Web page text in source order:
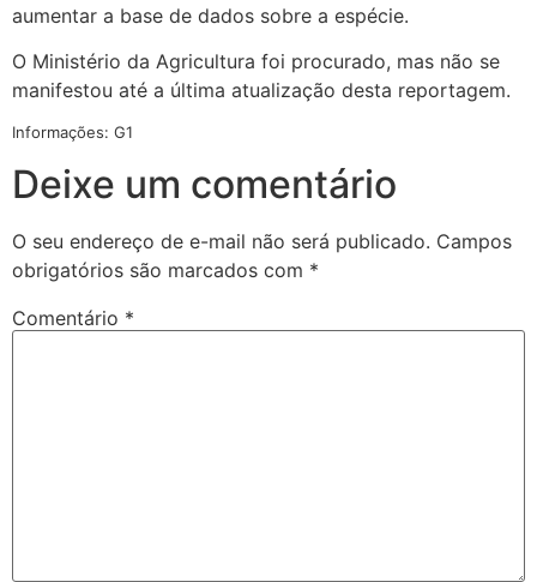
aumentar a base de dados sobre a espécie.
O Ministério da Agricultura foi procurado, mas não se
manifestou até a última atualização desta reportagem.
Informações: G1
Deixe um comentário
O seu endereço de e-mail não será publicado. Campos
obrigatórios são marcados com *
Comentário *